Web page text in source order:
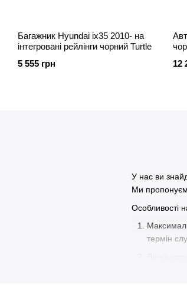
Багажник Hyundai ix35 2010- на
інтегровані рейлінги чорний Turtle
5 555 грн
12
У нас ви
Ми
Особливості
термін